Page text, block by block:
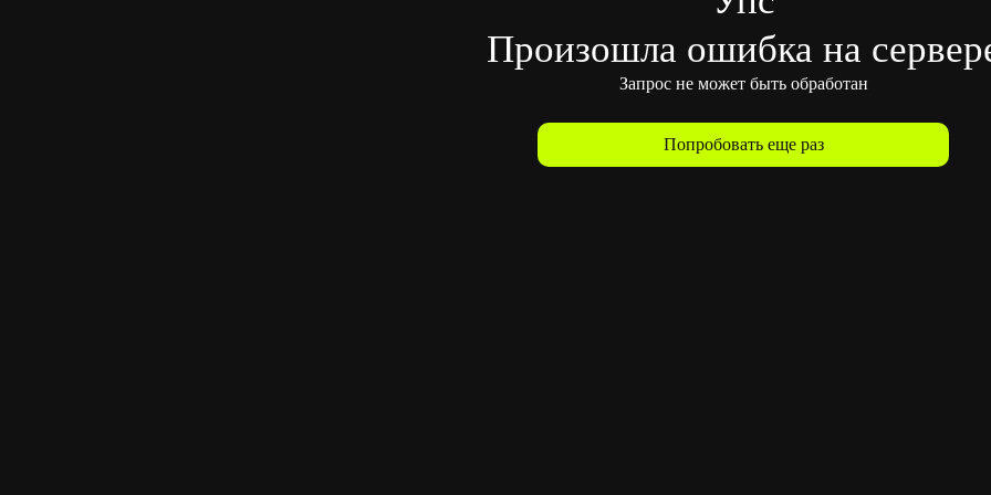
Произошла ошибка на
Запрос не может быть обработан
Попробовать еще раз